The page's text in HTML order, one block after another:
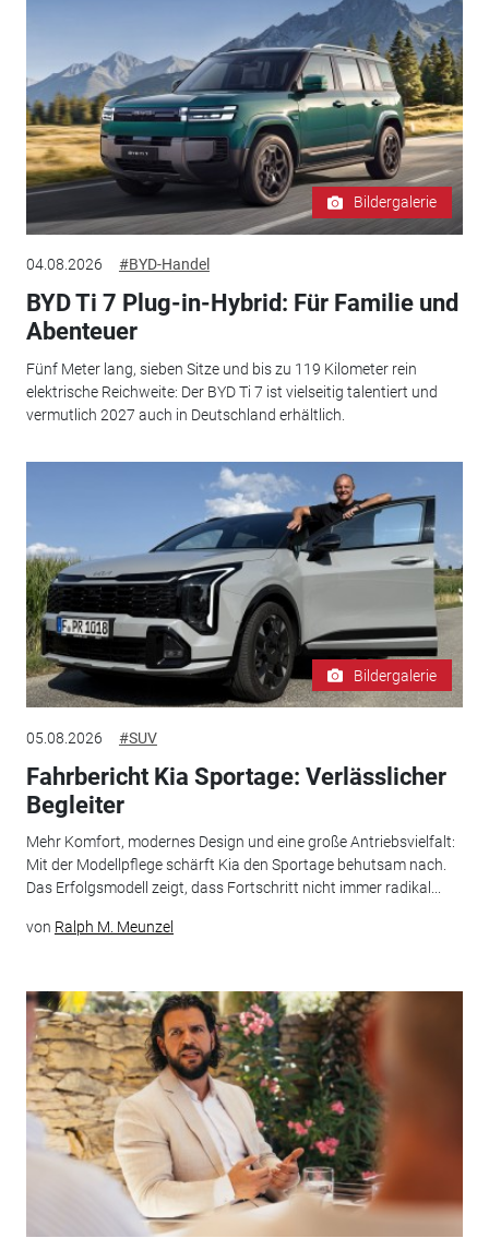
Bildergalerie
04.08.2026 #BYD-Handel
BYD Ti 7 Plug-in-Hybrid: Für Familie und
Abenteuer
Fünf Meter lang, sieben Sitze und bis zu 119 Kilometer rein
elektrische Reichweite: Der BYD Ti 7 ist vielseitig talentiert und
vermutlich 2027 auch in Deutschland erhältlich.
Bildergalerie
05.08.2026 #SUV
Fahrbericht Kia Sportage: Verlässlicher
Begleiter
Mehr Komfort, modernes Design und eine große Antriebsvielfalt:
Mit der Modellpflege schärft Kia den Sportage behutsam nach.
Das Erfolgsmodell zeigt, dass Fortschritt nicht immer radikal...
von Ralph M. Meunzel